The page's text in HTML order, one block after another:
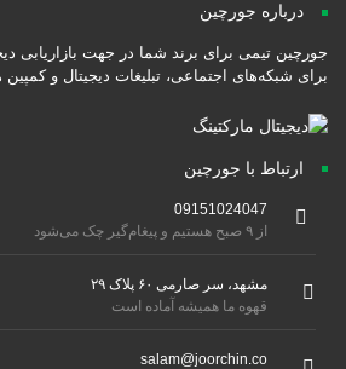
درباره جورچین
جورچین تیمی برای برند شما در جهت بازاریابی
برای شبکه‌های اجتماعی، تبلیغات دیجیتال و کمپین
ارتباط با جورچین
09151024047
مشهد، سر صارمی ۶۰ پلاک ۲۹
قهوه ما همیشه آماده است
salam@joorchin.co